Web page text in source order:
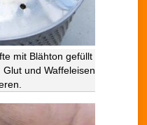
mit Blähton gefüllt
und Waffeleisen